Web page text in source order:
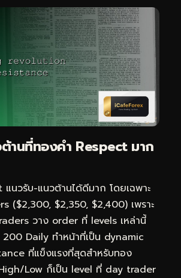
านที่ทองคำ Respect มาก
นวรับ-แนวต้านได้ดีมาก โดยเฉพาะ
($2,300, $2,350, $2,400) เพราะ
วาง order ที่ levels เหล่านี้
Daily ทำหน้าที่เป็น dynamic
ที่แข็งแรงที่สุดสำหรับทอง
Low ก็เป็น level ที่ day trader